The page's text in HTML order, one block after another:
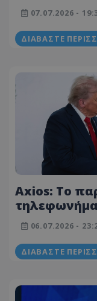
Τραμπ στη
07.07.2026 -
ΔΙΑΒΆΣΤΕ
Axios: Το
να
06.07.2026 -
ΔΙΑΒΆΣΤΕ